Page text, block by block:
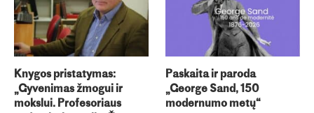
Knygos pristatymas:
„Gyvenimas žmogui ir
mokslui. Profesoriaus
Paskaita ir paroda
„George Sand, 150
modernumo metų“